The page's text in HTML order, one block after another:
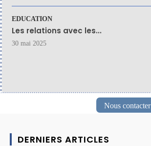
EDUCATION
Les relations avec les...
30 mai 2025
Nous contacter
DERNIERS ARTICLES